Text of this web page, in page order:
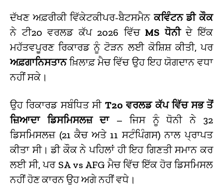
ਦੱਖਣ ਅਫ਼ਰੀਕੀ ਵਿੱਕੇਟਕੀਪਰ-ਬੈਟਸਮੈਨਕਵਿੰਟਨ ਡੀ ਕੌਕ
ਨੇ ਟੀ20 ਵਰਲਡ ਕੱਪ 2026 ਵਿੱਚ MS ਧੋਨੀਦੇ ਇੱਕ
ਮਹੱਤਵਪੂਰਣ ਰਿਕਾਰਡ ਨੂੰ ਟੋੜਨ ਲਈ ਕੋਸ਼ਿਸ਼ ਕੀਤੀ, ਪਰ
ਅਫ਼ਗਾਨਿਸਤਾਨਖ਼ਿਲਾਫ਼ ਮੈਚ ਵਿੱਚ ਉਹ ਇਹ ਯੋਗਦਾਨ ਵਧਾ
ਨਹੀਂ ਸਕੇ।
ਉਹ ਰਿਕਾਰਡ ਸਬੰਧਿਤ ਸੀ T20 ਵਰਲਡ ਕੱਪ ਵਿੱਚ ਸਭ ਤੋਂ
ਜ਼ਿਆਦਾ ਡਿਸਮਿਸਲਜ਼ ਦਾ– ਜਿਸ ਨੂੰ ਧੋਨੀ ਨੇ 32
ਡਿਸਮਿਸਲਜ਼ (21 ਕੈਚ ਅਤੇ 11 ਸਟੰਪਿੰਗਸ) ਨਾਲ ਪ੍ਰਾਪਤ
ਕੀਤਾ ਸੀ। ਡੀ ਕੌਕ ਨੇ ਪਹਿਲਾਂ ਹੀ ਇਹ ਗਿਣਤੀ ਸਮਾਨ ਕਰ
ਲਈ ਸੀ, ਪਰ SA vs AFG ਮੈਚ ਵਿੱਚ ਇੱਕ ਹੋਰ ਡਿਸਮਿਸਲ
ਨਹੀਂ ਹੋਣ ਕਾਰਨ ਉਹ ਅਗੇ ਨਹੀਂ ਵਧੇ।